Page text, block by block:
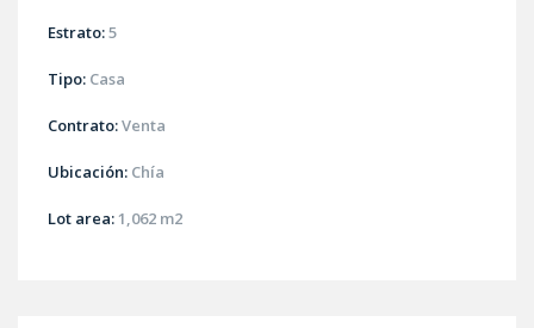
Estrato:5
Tipo: Casa
Contrato:Venta
Ubicación: Chía
Lot area: 1,062 m2